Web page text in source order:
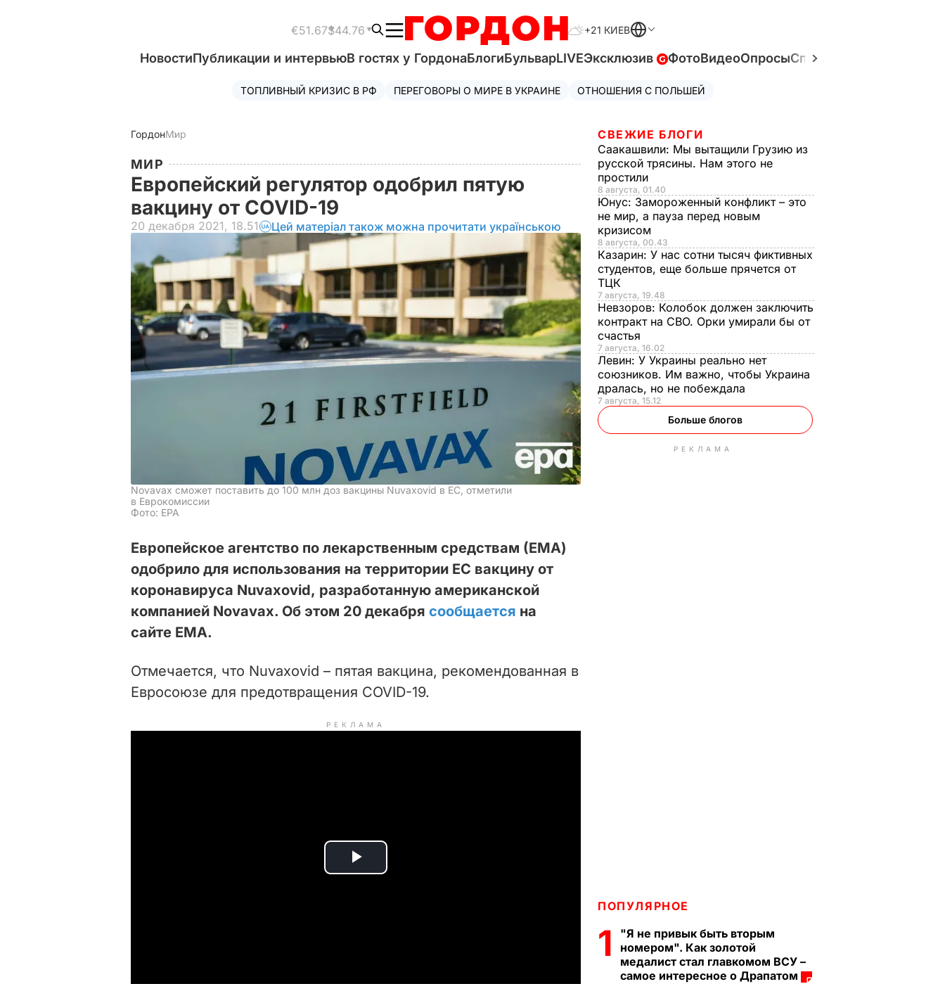
€51.67$44.76 +21 КИЕВ
НовостиПубликации и интервьюВ гостях у ГордонаБлогиБульварLIVEЭксклюзив ФотоВидеоОпросыСпецпроекты
ТОПЛИВНЫЙ КРИЗИС В РФ ПЕРЕГОВОРЫ О МИРЕ В УКРАИНЕ ОТНОШЕНИЯ С ПОЛЬШЕЙ
ГордонМир
МИР
Европейский регулятор одобрил пятую
вакцину от COVID-19
20 декабря 2021, 18.51 Цей матеріал також можна прочитати українською
Novavax сможет поставить до 100 млн доз вакцины Nuvaxovid в ЕС, отметили
в Еврокомиссии
Фото: EPA
Европейское агентство по лекарственным средствам (ЕМА)
одобрило для использования на территории ЕС вакцину от
коронавируса Nuvaxovid, разработанную американской
компанией Novavax. Об этом 20 декабря сообщается на
сайте ЕМА.
Отмечается, что Nuvaxovid – пятая вакцина, рекомендованная в
Евросоюзе для предотвращения COVID-19.
РЕКЛАМА
P
СВЕЖИЕ БЛОГИ
Саакашвили: Мы вытащили Грузию из
русской трясины. Нам этого не
простили
8 августа, 01.40
Юнус: Замороженный конфликт – это
не мир, а пауза перед новым
кризисом
8 августа, 00.43
Казарин: У нас сотни тысяч фиктивных
студентов, еще больше прячется от
ТЦК
7 августа, 19.48
Невзоров: Колобок должен заключить
контракт на СВО. Орки умирали бы от
счастья
7 августа, 16.02
Левин: У Украины реально нет
союзников. Им важно, чтобы Украина
дралась, но не побеждала
7 августа, 15.12
Больше блогов
РЕКЛАМА
ПОПУЛЯРНОЕ
1
"Я не привык быть вторым
номером". Как золотой
медалист стал главкомом ВСУ –
самое интересное о Драпатом